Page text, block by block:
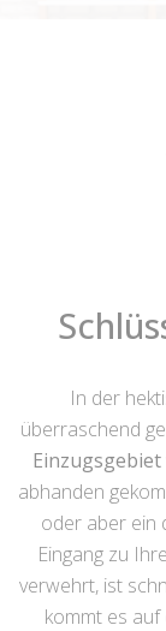
In der
überraschend
abhanden
oder aber ein
Eingang zu
verwehrt, ist
kommt es